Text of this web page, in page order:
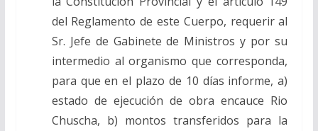
del Reglamento de este Cuerpo, requerir al
Sr. Jefe de Gabinete de Ministros y por su
intermedio al organismo que corresponda,
para que en el plazo de 10 días informe, a)
estado de ejecución de obra encauce Rio
Chuscha, b) montos transferidos para la